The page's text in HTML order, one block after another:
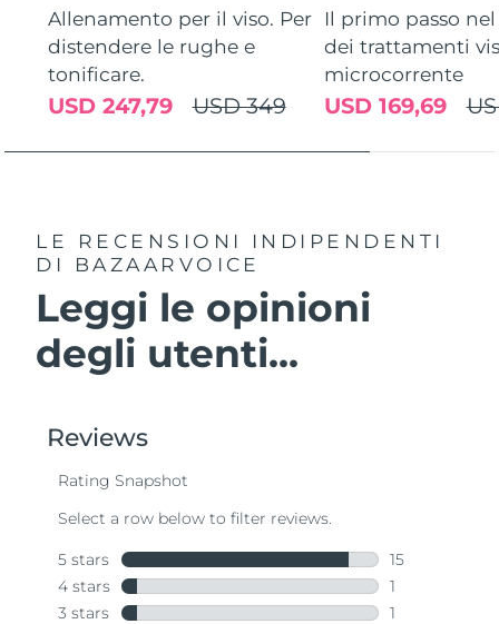
Allenamento per il viso. Per
distendere le rughe e
tonificare.
USD 349
USD 247,79
Il primo passo
dei trattamenti
microcorrente
USD 169,69
LE RECENSIONI INDIPENDENTI
DI BAZAARVOICE
Leggi le opinioni
degli utenti...